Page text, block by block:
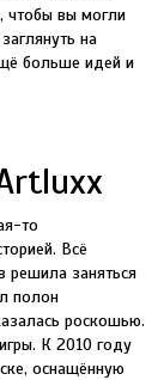
чтобы вы могли
на
больше идей и
то
Всё
решила заняться
полон
роскошью.
К 2010 году
оснащённую